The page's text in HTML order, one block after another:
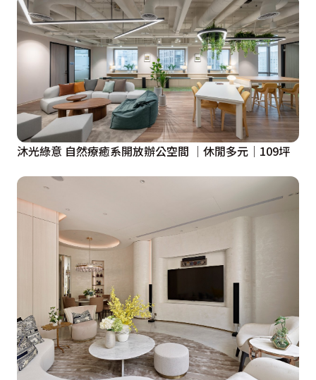
私領域部分，為了讓睡眠空間呈現放鬆紓壓的環境，整合
機能與舒適性，床頭牆採編織紋壁紙與皮革床頭板做結
合，勾勒軟性質調，營造適切休憩感，搭配鄰近河堤的L
型開窗視野，陳琬婷設計師規劃了大臥榻，屋主夫妻待在
臥房就能欣賞絕佳河景。女兒房則走溫潤木質調，書桌牆
面的藍底白星夜光壁紙，在入寢關燈後，就如枕眠星光夜
空之下。
沐光綠意 自然療癒系開放辦公空間 │休閒多元│109坪